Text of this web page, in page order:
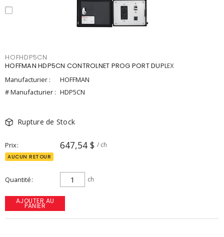
HOFHDP5CN
HOFFMAN HDP5CN CONTROLNET PROG PORT DUPLEX
Manufacturier :
HOFFMAN
# Manufacturier : HDP5CN
Rupture de Stock
Prix 647,54 $ / ch
AUCUN RETOUR
Quantité ch
AJOUTER AU
PANIER